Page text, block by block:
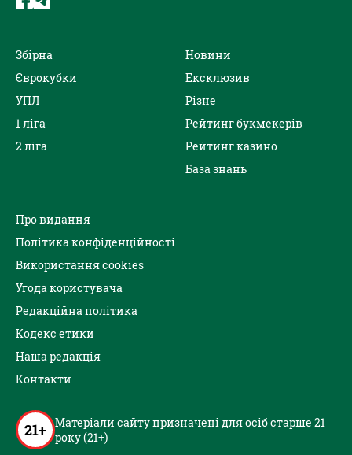
Збірна
Єврокубки
УПЛ
1 ліга
2 ліга
Новини
Ексклюзив
Різне
Рейтинг букмекерів
Рейтинг казино
База знань
Про видання
Політика конфіденційності
Використання cookies
Угода користувача
Редакційна політика
Кодекс етики
Наша редакція
Контакти
21+ Матеріали сайту призначені для осіб старше 21
року (21+)